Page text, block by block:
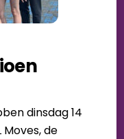
dinsdag 14
de